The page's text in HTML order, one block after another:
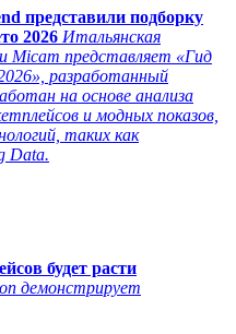
представили подборку
2026 Итальянская
Micam представляет «Гид
разработанный
на основе анализа
и модных показов,
таких как
Data.
будет расти
демонстрирует